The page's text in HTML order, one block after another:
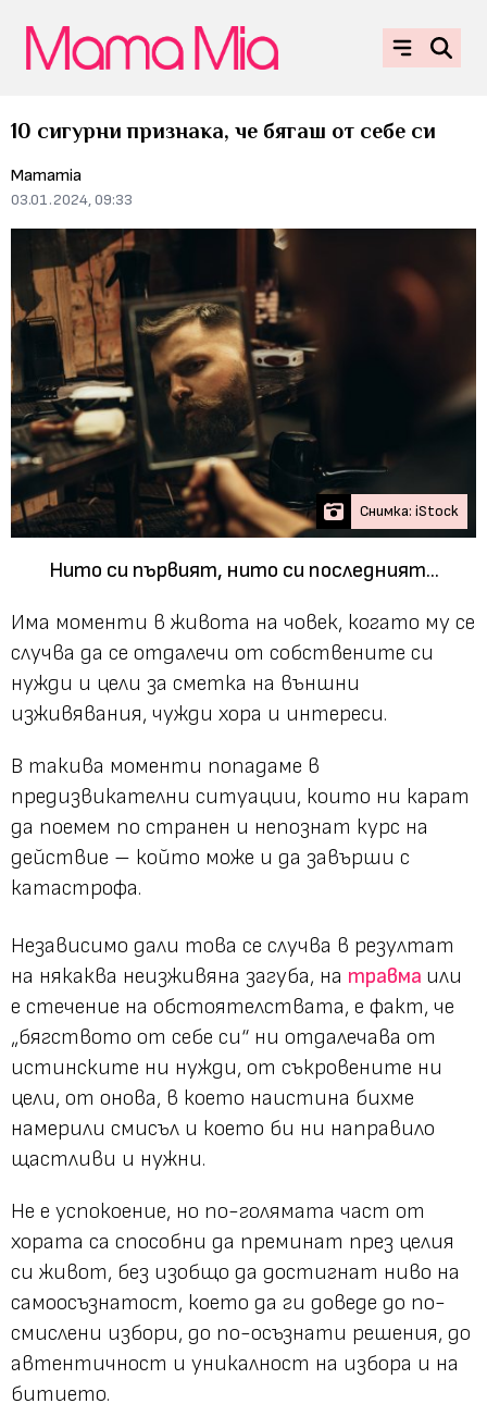
10 сигурни признака, че бягаш от себе си
Mamamia
03.01.2024, 09:33
Снимка: iStock
Нито си първият, нито си последният...
Има моменти в живота на човек, когато му се
случва да се отдалечи от собствените си
нужди и цели за сметка на външни
изживявания, чужди хора и интереси.
В такива моменти попадаме в
предизвикателни ситуации, които ни карат
да поемем по странен и непознат курс на
действие – който може и да завърши с
катастрофа.
Независимо дали това се случва в резултат
на някаква неизживяна загуба, на травма или
е стечение на обстоятелствата, е факт, че
„бягството от себе си“ ни отдалечава от
истинските ни нужди, от съкровените ни
цели, от онова, в което наистина бихме
намерили смисъл и което би ни направило
щастливи и нужни.
Не е успокоение, но по-голямата част от
хората са способни да преминат през целия
си живот, без изобщо да достигнат ниво на
самоосъзнатост, което да ги доведе до по-
смислени избори, до по-осъзнати решения, до
автентичност и уникалност на избора и на
битието.